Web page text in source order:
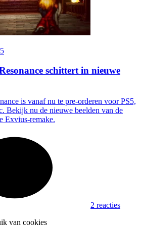
schittert in nieuwe
is vanaf nu te pre-orderen voor PS5,
Bekijk nu de nieuwe beelden van de
Exvius-remake.
2 reacties
van cookies